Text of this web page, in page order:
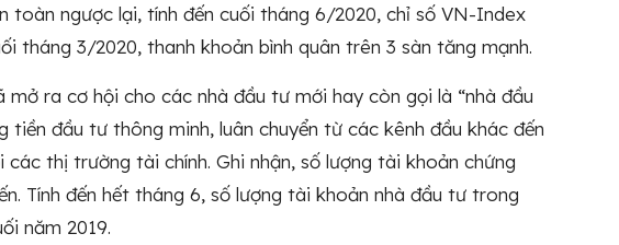
toàn ngược lại, tính đến cuối tháng 6/2020, chỉ số VN-Index
3/2020, thanh khoản bình quân trên 3 sàn tăng mạnh.
ra cơ hội cho các nhà đầu tư mới hay còn gọi là “nhà đầu
đầu tư thông minh, luân chuyển từ các kênh đầu khác đến
thị trường tài chính. Ghi nhận, số lượng tài khoản chứng
Tính đến hết tháng 6, số lượng tài khoản nhà đầu tư trong
năm 2019.